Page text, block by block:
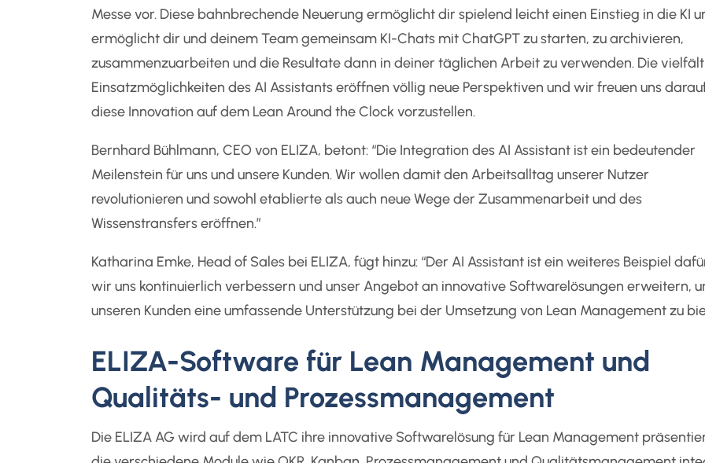
Messe vor. Diese bahnbrechende Neuerung ermöglicht dir spielend leicht einen Einstieg in die KI
ermöglicht dir und deinem Team gemeinsam KI-Chats mit ChatGPT zu starten, zu archivieren,
zusammenzuarbeiten und die Resultate dann in deiner täglichen Arbeit zu verwenden. Die
Einsatzmöglichkeiten des AI Assistants eröffnen völlig neue Perspektiven und wir freuen uns
diese Innovation auf dem Lean Around the Clock vorzustellen.
Bernhard Bühlmann, CEO von ELIZA, betont: “Die Integration des AI Assistant ist ein bedeutender
Meilenstein für uns und unsere Kunden. Wir wollen damit den Arbeitsalltag unserer Nutzer
revolutionieren und sowohl etablierte als auch neue Wege der Zusammenarbeit und des
Wissenstransfers eröffnen.”
Katharina Emke, Head of Sales bei ELIZA, fügt hinzu: “Der AI Assistant ist ein weiteres Beispiel
wir uns kontinuierlich verbessern und unser Angebot an innovative Softwarelösungen erweitern,
unseren Kunden eine umfassende Unterstützung bei der Umsetzung von Lean Management zu
ELIZA-Software für Lean Management und
Qualitäts- und Prozessmanagement
Die ELIZA AG wird auf dem LATC ihre innovative Softwarelösung für Lean Management